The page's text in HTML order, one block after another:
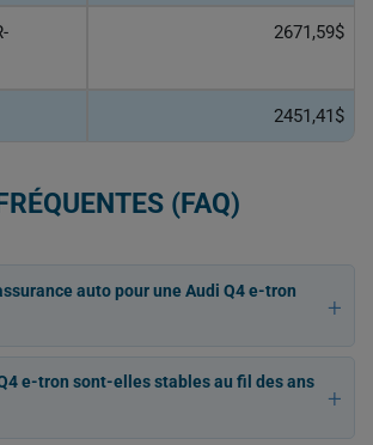
2671,59$
2451,41$
(FAQ)
auto pour une Audi Q4 e-tron
e-tron sont-elles stables au fil des ans